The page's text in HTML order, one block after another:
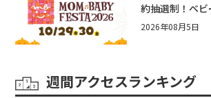
約抽選制！ベ
☆入場無料☆10/
2026年08月5日
週間アクセスランキング